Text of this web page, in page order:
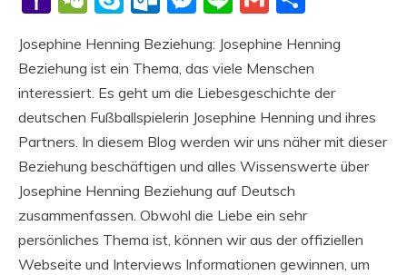
Josephine Henning Beziehung: Josephine Henning
Beziehung ist ein Thema, das viele Menschen
interessiert. Es geht um die Liebesgeschichte der
deutschen Fußballspielerin Josephine Henning und ihres
Partners. In diesem Blog werden wir uns näher mit dieser
Beziehung beschäftigen und alles Wissenswerte über
Josephine Henning Beziehung auf Deutsch
zusammenfassen. Obwohl die Liebe ein sehr
persönliches Thema ist, können wir aus der offiziellen
Webseite und Interviews Informationen gewinnen, um